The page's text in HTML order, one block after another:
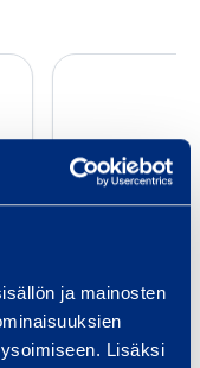
ja mainosten
Lisäksi